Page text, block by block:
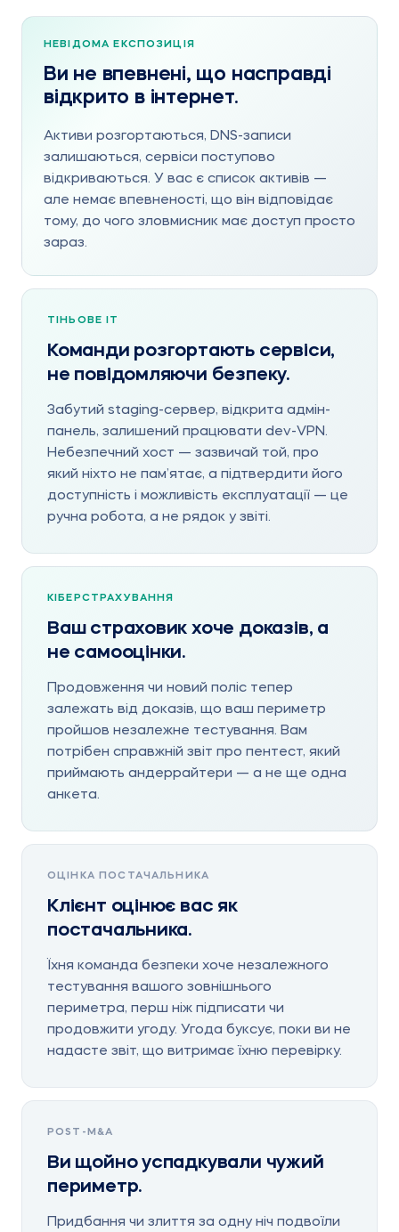
НЕВІДОМА ЕКСПОЗИЦІЯ
Ви не впевнені, що насправді
відкрито в інтернет.
Активи розгортаються, DNS-записи
залишаються, сервіси поступово
відкриваються. У вас є список активів —
але немає впевненості, що він відповідає
тому, до чого зловмисник має доступ просто
зараз.
ТІНЬОВЕ ІТ
Команди розгортають сервіси,
не повідомляючи безпеку.
Забутий staging-сервер, відкрита адмін-
панель, залишений працювати dev-VPN.
Небезпечний хост — зазвичай той, про
який ніхто не пам’ятає, а підтвердити його
доступність і можливість експлуатації — це
ручна робота, а не рядок у звіті.
КІБЕРСТРАХУВАННЯ
Ваш страховик хоче доказів, а
не самооцінки.
Продовження чи новий поліс тепер
залежать від доказів, що ваш периметр
пройшов незалежне тестування. Вам
потрібен справжній звіт про пентест, який
приймають андеррайтери — а не ще одна
анкета.
ОЦІНКА ПОСТАЧАЛЬНИКА
Клієнт оцінює вас як
постачальника.
Їхня команда безпеки хоче незалежного
тестування вашого зовнішнього
периметра, перш ніж підписати чи
продовжити угоду. Угода буксує, поки ви не
надасте звіт, що витримає їхню перевірку.
POST-M&A
Ви щойно успадкували чужий
периметр.
Придбання чи злиття за одну ніч подвоїли